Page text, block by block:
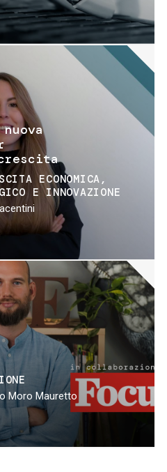
ECONOMICA
E INNOVAZIONE
Moro Mauretto